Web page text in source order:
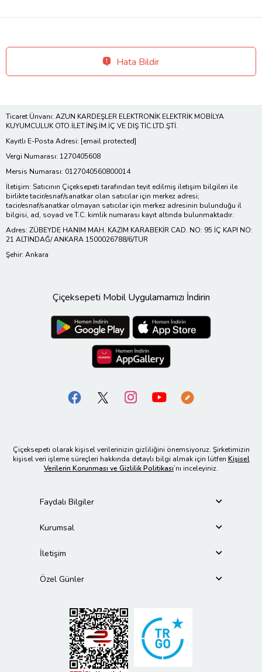
Hata Bildir
Ticaret Ünvanı: AZUN KARDEŞLER ELEKTRONİK ELEKTRİK MOBİLYA
KUYUMCULUK OTO.İLET.İNŞ.İM.İÇ VE DIŞ TİC.LTD.ŞTİ.
Kayıtlı E-Posta Adresi: [email protected]
Vergi Numarası: 1270405608
Mersis Numarası: 0127040560800014
İletişim: Satıcının Çiçeksepeti tarafından teyit edilmiş iletişim bilgileri ile
birlikte tacir/esnaf/sanatkar olan satıcılar için merkez adresi;
tacir/esnaf/sanatkar olmayan satıcılar için merkez adresinin bulunduğu il
bilgisi, ad, soyad ve T.C. kimlik numarası kayıt altında bulunmaktadır.
Adres: ZÜBEYDE HANIM MAH. KAZIM KARABEKİR CAD. NO: 95 İÇ KAPI NO:
21 ALTINDAĞ/ ANKARA 1500026788/6/TUR
Şehir: Ankara
Çiçeksepeti Mobil Uygulamamızı İndirin
Çiçeksepeti olarak kişisel verilerinizin gizliliğini önemsiyoruz. Şirketimizin
kişisel veri işleme süreçleri hakkında detaylı bilgi almak için lütfen Kişisel
Verilerin Korunması ve Gizlilik Politikası’nı inceleyiniz.
Faydalı Bilgiler
Kurumsal
İletişim
Özel Günler